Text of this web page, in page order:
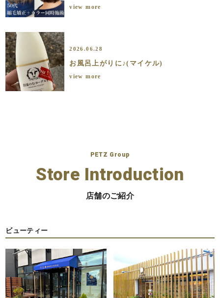
view more
2026.06.28
お風呂上がりに♪(マイケル)
view more
PETZ Group
Store Introduction
店舗のご紹介
ビューティー